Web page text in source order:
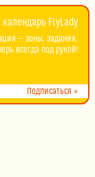
календарь FlyLady
-- зоны, задания,
всегда под рукой!
Подписаться »